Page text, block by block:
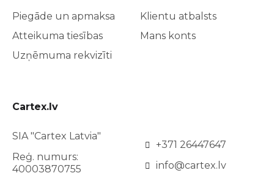
Piegāde un apmaksa
Atteikuma tiesības
Uzņēmuma rekvizīti
Klientu atbalsts
Mans konts
Cartex.lv
SIA "Cartex Latvia"
Reģ. numurs:
40003870755
+371 26447647
info@cartex.lv